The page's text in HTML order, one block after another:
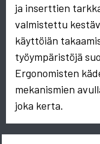
ja inserttien
valmistettu
käyttöiän
työympäristöjä
Ergonomisten
mekanismien
joka kerta.